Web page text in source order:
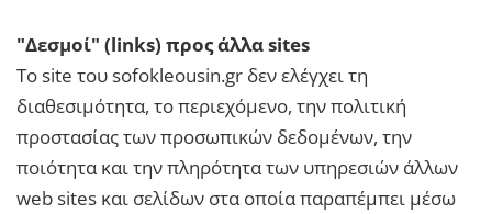
"Δεσμοί" (links) προς άλλα sites
Το site του sofokleousin.gr δεν ελέγχει τη
διαθεσιμότητα, το περιεχόμενο, την πολιτική
προστασίας των προσωπικών δεδομένων, την
ποιότητα και την πληρότητα των υπηρεσιών άλλων
web sites και σελίδων στα οποία παραπέμπει μέσω